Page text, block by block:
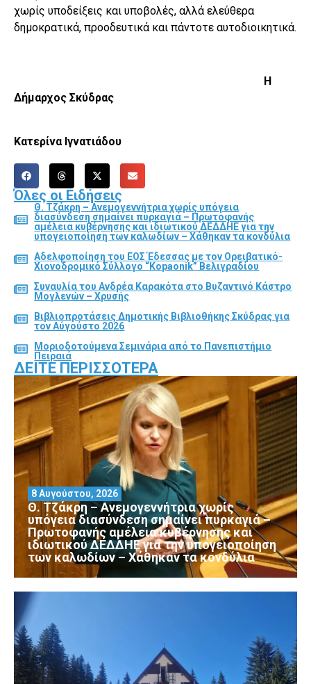
χωρίς υποδείξεις και υποβολές, αλλά ελεύθερα
δημοκρατικά, προοδευτικά και πάντοτε αυτοδιοικητικά.
Η
Δήμαρχος Σκύδρας
Κατερίνα Ιγνατιάδου
Όλες οι Ειδήσεις
Θ. Τζάκρη – Ανεμογεννήτρια χωρίς υπόγεια
διασύνδεση σημαίνει πυρκαγιά – Πρωτοφανής
αμέλεια κυβέρνησης και ιδιωτικού ΔΕΔΔΗΕ για την
υπογειοποίηση των καλωδίων – Χάθηκαν τα κονδύλια
Αδελφοποίηση του ΕΟΣ Έδεσσας με τον Ορειβατικό-
Χιονοδρομικό Σύλλογο “Kopaonik” Βελιγραδίου
Συναυλία του Ανδρέα Καρακότα στο Βυζαντινό Κάστρο
Μογλενών – Χρυσής
Βιβλιοπροτάσεις Δημοτικής Βιβλιοθήκης Σκύδρας για
τον Αύγούστο 2026
Μοριοδοτούμενα Σεμινάρια από το Πανεπιστήμιο
Πειραιά
ΔΕΊΤΕ ΠΕΡΙΣΣΌΤΕΡΑ
Θ. Τζάκρη – Ανεμογεννήτρια χωρίς
υπόγεια διασύνδεση σημαίνει πυρκαγιά –
Πρωτοφανής αμέλεια κυβέρνησης και
ιδιωτικού ΔΕΔΔΗΕ για την υπογειοποίηση
των καλωδίων – Χάθηκαν τα κονδύλια
8 Αυγούστου, 2026